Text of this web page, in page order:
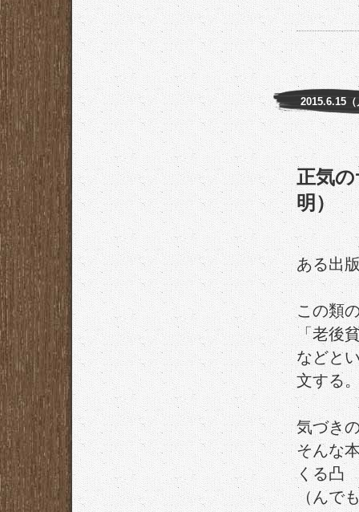
2015.6.15（
正気
明）
ある出
この類
「老後
などと
文する
気づき
そんな
くる凸
（んで